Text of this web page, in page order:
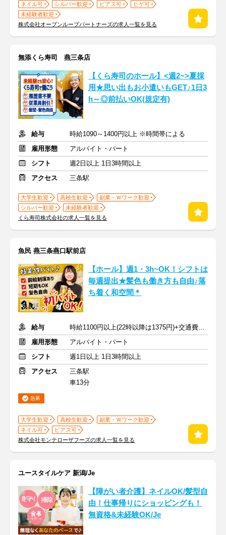
ネイル可 シルバー歓迎 ピアス可
ヒゲ可
未経験者歓迎
株式会社オープンループパートナーズの求人一覧を見る
無添くら寿司 燕三条店
【くら寿司のホール】<週2~>夏採
用★思い出もお小遣いもGET♪1日3
h～◎前払いOK(規定有)
給与
時給1090～1400円以上 ※時間帯による
雇用形態
アルバイト・パート
シフト
週2日以上 1日3時間以上
アクセス
三条駅
大学生歓迎 高校生歓迎
副業・Ｗワーク歓迎
シルバー歓迎
未経験者歓迎
くら寿司株式会社の求人一覧を見る
魚民 燕三条燕口駅前店
【ホール】週1・3h~OK！シフトは
毎週提出★髪色も働き方も自由♪落
ち着く和空間＊
給与
時給1100円以上(22時以降は1375円)+交通費規定内支給
雇用形態
アルバイト・パート
シフト
週1日以上 1日3時間以上
アクセス
三条駅
車13分
急募
大学生歓迎 高校生歓迎
副業・Ｗワーク歓迎
ネイル可
ピアス可
株式会社モンテローザフーズの求人一覧を見る
ユースタイルケア 新潟/Je
【障がい者介護】ネイルOK/髪型自
由！仕事帰りにショッピングも！
無資格&未経験OK/Je